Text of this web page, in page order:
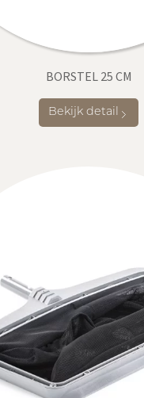
BORSTEL 25 CM
Bekijk detail